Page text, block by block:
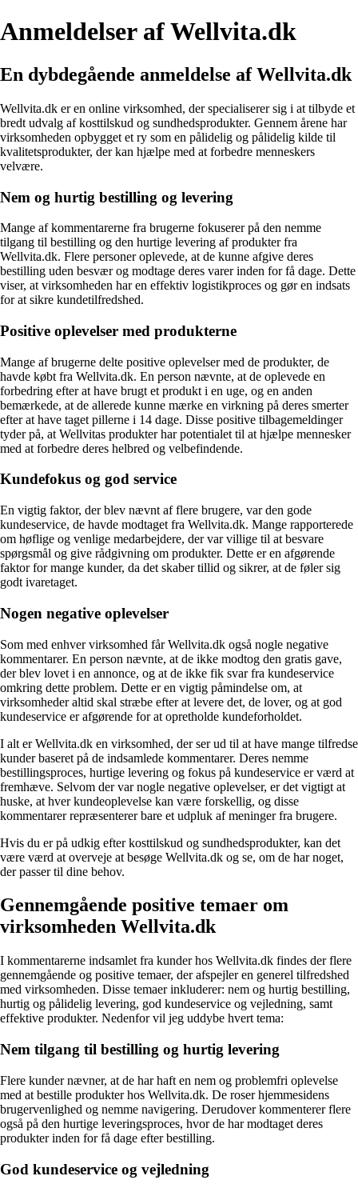
Anmeldelser af Wellvita.dk
En dybdegående anmeldelse af Wellvita.dk
Wellvita.dk er en online virksomhed, der specialiserer sig i at tilbyde et
bredt udvalg af kosttilskud og sundhedsprodukter. Gennem årene har
virksomheden opbygget et ry som en pålidelig og pålidelig kilde til
kvalitetsprodukter, der kan hjælpe med at forbedre menneskers
velvære.
Nem og hurtig bestilling og levering
Mange af kommentarerne fra brugerne fokuserer på den nemme
tilgang til bestilling og den hurtige levering af produkter fra
Wellvita.dk. Flere personer oplevede, at de kunne afgive deres
bestilling uden besvær og modtage deres varer inden for få dage. Dette
viser, at virksomheden har en effektiv logistikproces og gør en indsats
for at sikre kundetilfredshed.
Positive oplevelser med produkterne
Mange af brugerne delte positive oplevelser med de produkter, de
havde købt fra Wellvita.dk. En person nævnte, at de oplevede en
forbedring efter at have brugt et produkt i en uge, og en anden
bemærkede, at de allerede kunne mærke en virkning på deres smerter
efter at have taget pillerne i 14 dage. Disse positive tilbagemeldinger
tyder på, at Wellvitas produkter har potentialet til at hjælpe mennesker
med at forbedre deres helbred og velbefindende.
Kundefokus og god service
En vigtig faktor, der blev nævnt af flere brugere, var den gode
kundeservice, de havde modtaget fra Wellvita.dk. Mange rapporterede
om høflige og venlige medarbejdere, der var villige til at besvare
spørgsmål og give rådgivning om produkter. Dette er en afgørende
faktor for mange kunder, da det skaber tillid og sikrer, at de føler sig
godt ivaretaget.
Nogen negative oplevelser
Som med enhver virksomhed får Wellvita.dk også nogle negative
kommentarer. En person nævnte, at de ikke modtog den gratis gave,
der blev lovet i en annonce, og at de ikke fik svar fra kundeservice
omkring dette problem. Dette er en vigtig påmindelse om, at
virksomheder altid skal stræbe efter at levere det, de lover, og at god
kundeservice er afgørende for at opretholde kundeforholdet.
I alt er Wellvita.dk en virksomhed, der ser ud til at have mange tilfredse
kunder baseret på de indsamlede kommentarer. Deres nemme
bestillingsproces, hurtige levering og fokus på kundeservice er værd at
fremhæve. Selvom der var nogle negative oplevelser, er det vigtigt at
huske, at hver kundeoplevelse kan være forskellig, og disse
kommentarer repræsenterer bare et udpluk af meninger fra brugere.
Hvis du er på udkig efter kosttilskud og sundhedsprodukter, kan det
være værd at overveje at besøge Wellvita.dk og se, om de har noget,
der passer til dine behov.
Gennemgående positive temaer om
virksomheden Wellvita.dk
I kommentarerne indsamlet fra kunder hos Wellvita.dk findes der flere
gennemgående og positive temaer, der afspejler en generel tilfredshed
med virksomheden. Disse temaer inkluderer: nem og hurtig bestilling,
hurtig og pålidelig levering, god kundeservice og vejledning, samt
effektive produkter. Nedenfor vil jeg uddybe hvert tema:
Nem tilgang til bestilling og hurtig levering
Flere kunder nævner, at de har haft en nem og problemfri oplevelse
med at bestille produkter hos Wellvita.dk. De roser hjemmesidens
brugervenlighed og nemme navigering. Derudover kommenterer flere
også på den hurtige leveringsproces, hvor de har modtaget deres
produkter inden for få dage efter bestilling.
God kundeservice og vejledning